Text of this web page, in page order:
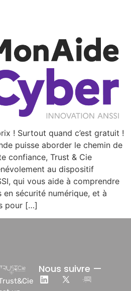
! Surtout quand c’est gratuit !
puisse aborder le chemin de
confiance, Trust & Cie
au dispositif
qui vous aide à comprendre
sécurité numérique, et à
pour […]
Nous suivre —